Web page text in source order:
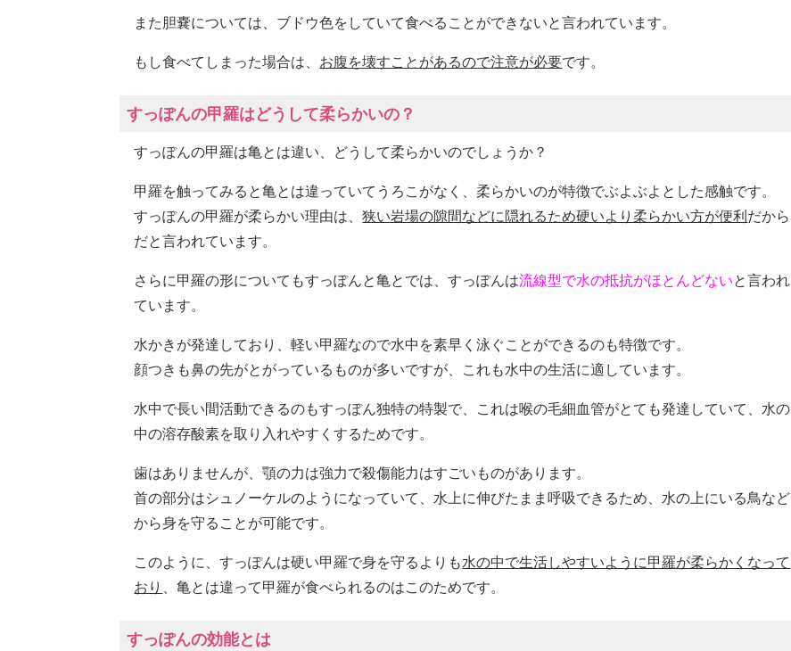
また胆嚢については、ブドウ色をしていて食べることができないと言われています。
もし食べてしまった場合は、 お腹を壊すことがあるので注意が必要です。
すっぽんの甲羅はどうして柔らかいの？
すっぽんの甲羅は亀とは違い、どうして柔らかいのでしょうか？
甲羅を触ってみると亀とは違っていてうろこがなく、柔らかいのが特徴でぶよぶよとした感触です。
すっぽんの甲羅が柔らかい理由は、狭い岩場の隙間などに隠れるため硬いより柔らかい方が便利だから
だと言われています。
さらに甲羅の形についてもすっぽんと亀とでは、すっぽんは流線型で水の抵抗がほとんどないと言われ
ています。
水かきが発達しており、軽い甲羅なので水中を素早く泳ぐことができるのも特徴です。
顔つきも鼻の先がとがっているものが多いですが、これも水中の生活に適しています。
水中で長い間活動できるのもすっぽん独特の特製で、これは喉の毛細血管がとても発達していて、水の
中の溶存酸素を取り入れやすくするためです。
歯はありませんが、顎の力は強力で殺傷能力はすごいものがあります。
首の部分はシュノーケルのようになっていて、水上に伸びたまま呼吸できるため、水の上にいる鳥など
から身を守ることが可能です。
このように、すっぽんは硬い甲羅で身を守るよりも水の中で生活しやすいように甲羅が柔らかくなって
おり 、亀とは違って甲羅が食べられるのはこのためです。
すっぽんの効能とは